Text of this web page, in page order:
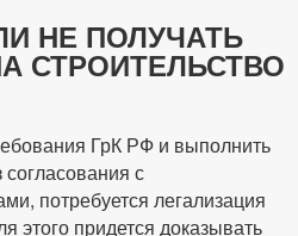
НЕ ПОЛУЧАТЬ
СТРОИТЕЛЬСТВО
ГрК РФ и выполнить
с
потребуется легализация
этого придется доказывать